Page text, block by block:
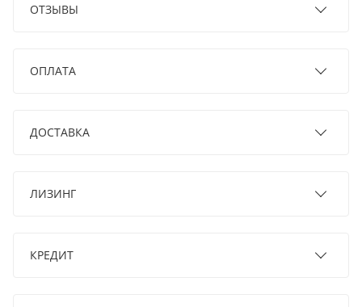
ОТЗЫВЫ
ОПЛАТА
ДОСТАВКА
ЛИЗИНГ
КРЕДИТ